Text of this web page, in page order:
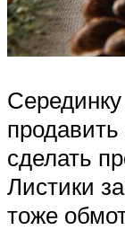
сделать
Листики
тоже